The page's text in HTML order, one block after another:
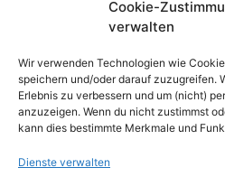
Cookie-
verwalten
Wir verwenden Technologien wie
speichern und/oder darauf zuzugreifen.
Erlebnis zu verbessern und um (nicht)
anzuzeigen. Wenn du nicht zustimmst
kann dies bestimmte Merkmale und
Dienste verwalten
Datenschutzerklärung
Cookie-Richtlinie (EU)
Über uns
Impressum